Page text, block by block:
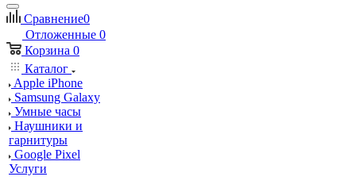
Сравнение0
Отложенные 0
Корзина 0
Каталог
Apple iPhone
Samsung Galaxy
Умные часы
Наушники и
гарнитуры
Google Pixel
Услуги